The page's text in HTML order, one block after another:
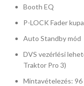
Booth EQ
P-LOCK Fader
Auto Standby mód
DVS vezérlési
Traktor Pro 3)
Mintavételezés: 96